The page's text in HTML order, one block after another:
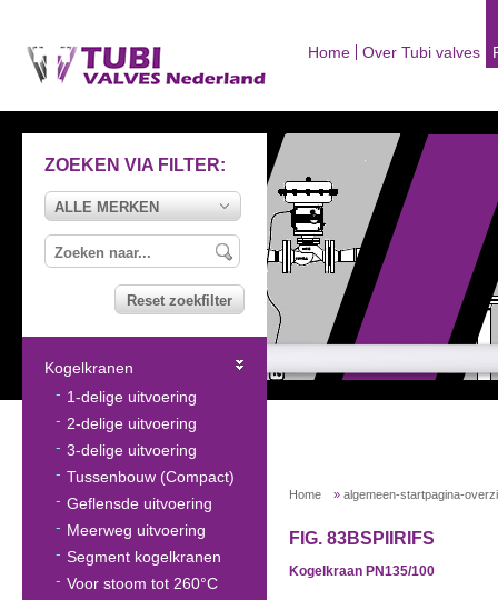
Home Over Tubi valves
Home » algemeen-startpagina-
FIG. 83BSPIIRIFS
Kogelkraan PN135/100
ZOEKEN VIA FILTER:
ALLE MERKEN
Reset zoekfilter
Kogelkranen
1-delige uitvoering
2-delige uitvoering
3-delige uitvoering
Tussenbouw (Compact)
Geflensde uitvoering
Meerweg uitvoering
Segment kogelkranen
Voor stoom tot 260°C